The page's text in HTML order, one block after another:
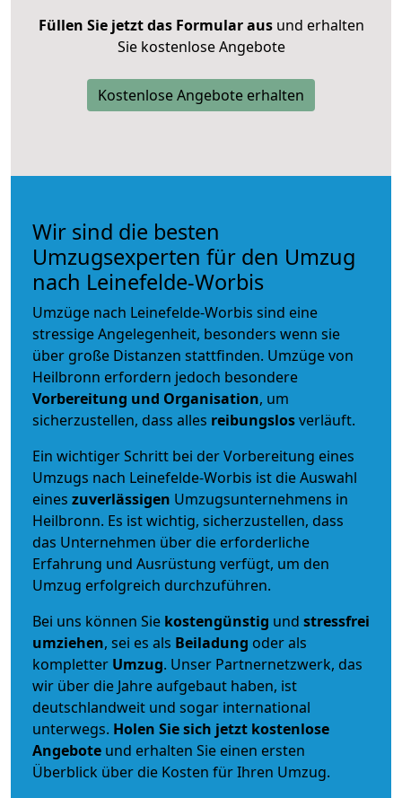
Füllen Sie jetzt das Formular ausund erhalten
Sie kostenlose Angebote
Kostenlose Angebote erhalten
Wir sind die besten
Umzugsexperten für den Umzug
nach Leinefelde-Worbis
Umzüge nach Leinefelde-Worbis sind eine
stressige Angelegenheit, besonders wenn sie
über große Distanzen stattfinden. Umzüge von
Heilbronn erfordern jedoch besondere
Vorbereitung und Organisation, um
sicherzustellen, dass alles reibungslosverläuft.
Ein wichtiger Schritt bei der Vorbereitung eines
Umzugs nach Leinefelde-Worbis ist die Auswahl
eines zuverlässigen Umzugsunternehmens in
Heilbronn. Es ist wichtig, sicherzustellen, dass
das Unternehmen über die erforderliche
Erfahrung und Ausrüstung verfügt, um den
Umzug erfolgreich durchzuführen.
Bei uns können Sie kostengünstig und stressfrei
umziehen, sei es als Beiladung oder als
kompletter Umzug. Unser Partnernetzwerk, das
wir über die Jahre aufgebaut haben, ist
deutschlandweit und sogar international
unterwegs. Holen Sie sich jetzt kostenlose
Angebote und erhalten Sie einen ersten
Überblick über die Kosten für Ihren Umzug.